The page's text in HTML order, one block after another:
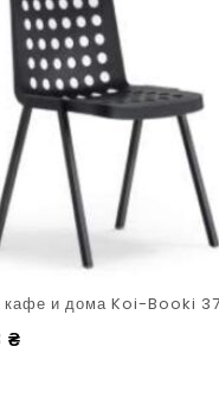
кафе и дома Koi-Booki
₴